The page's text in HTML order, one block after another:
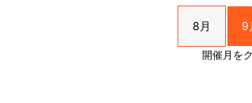
8月 9
開催月を